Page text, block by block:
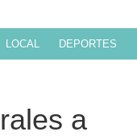
LOCAL DEPORTES
a